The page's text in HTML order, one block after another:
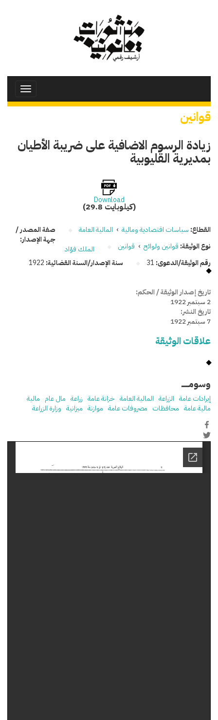
Toggle
قوانين
زيادة الرسوم الاضافية على ضريبة الأطيان
بمديرية القليوبية
Download
(29.8 كيلوبايت)
القطاع: سياسات اقتصادية ومالية › المالية العامة
نوع الوثيقة: قوانين ولوائح › قوانين
رقم الوثيقة/الدعوى: 31 سنة الإصدار/السنة القضائية: 1922
صفة المصدر /
جهة الإصدار:
الملك فؤاد
تاريخ إصدار الوثيقة / الحكم:
2 سبتمبر 1922
تاريخ النشر:
7 سبتمبر 1922
علاقات الوثيقة
وسومـــــ
إيرادات عامة الزراعة المالية العامة خزانة عامة زراعة مال عام مالية
مالية عامة محافظات مصروفات عامة موازنة ميزانية وزارة الزراعة